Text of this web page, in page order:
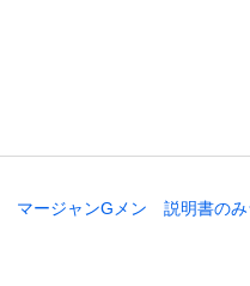
ージャンGメン 説明書の